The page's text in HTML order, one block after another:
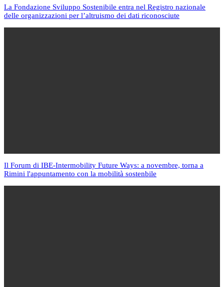
La Fondazione Sviluppo Sostenibile entra nel Registro nazionale
delle organizzazioni per l’altruismo dei dati riconosciute
Il Forum di IBE-Intermobility Future Ways: a novembre, torna a
Rimini l'appuntamento con la mobilità sostenbile